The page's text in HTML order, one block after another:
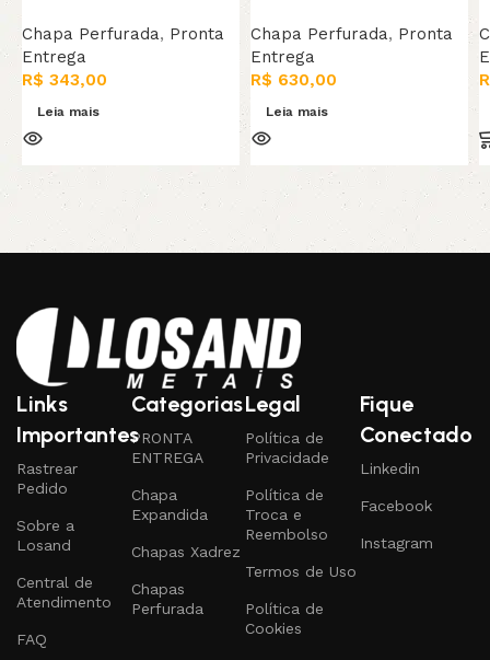
Chapa Perfurada, Pronta
Entrega
R$ 343,00
Leia mais
Chapa Perfurada, Pronta
Entrega
R$ 630,00
Leia mais
Links
Importantes
Rastrear
Pedido
Sobre a
Losand
Central de
Atendimento
FAQ
Categorias
PRONTA
ENTREGA
Chapa
Expandida
Chapas Xadrez
Chapas
Perfurada
Legal
Política de
Privacidade
Política de
Troca e
Reembolso
Termos de Uso
Política de
Cookies
Fique
Conectado
Linkedin
Facebook
Instagram